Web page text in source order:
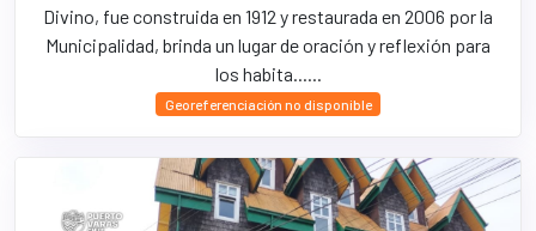
Divino, fue construida en 1912 y restaurada en 2006 por la
Municipalidad, brinda un lugar de oración y reflexión para
los habita......
Georeferenciación no disponible